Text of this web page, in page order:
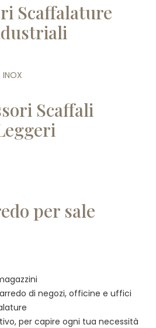
Scaffalature
Scaffali
per sale
di negozi, officine e uffici
per capire ogni tua necessità